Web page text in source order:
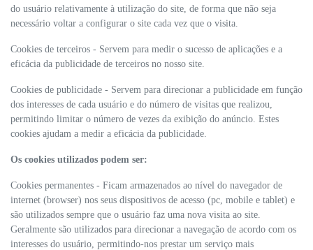
do usuário relativamente à utilização do site, de forma que não seja
necessário voltar a configurar o site cada vez que o visita.
Cookies de terceiros - Servem para medir o sucesso de aplicações e a
eficácia da publicidade de terceiros no nosso site.
Cookies de publicidade - Servem para direcionar a publicidade em função
dos interesses de cada usuário e do número de visitas que realizou,
permitindo limitar o número de vezes da exibição do anúncio. Estes
cookies ajudam a medir a eficácia da publicidade.
Os cookies utilizados podem ser:
Cookies permanentes - Ficam armazenados ao nível do navegador de
internet (browser) nos seus dispositivos de acesso (pc, mobile e tablet) e
são utilizados sempre que o usuário faz uma nova visita ao site.
Geralmente são utilizados para direcionar a navegação de acordo com os
interesses do usuário, permitindo-nos prestar um serviço mais